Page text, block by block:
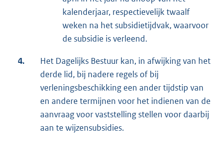
kalenderjaar, respectievelijk twaalf
weken na het subsidietijdvak, waarvoor
de subsidie is verleend.
4.
Het Dagelijks Bestuur kan, in afwijking van het
derde lid, bij nadere regels of bij
verleningsbeschikking een ander tijdstip van
en andere termijnen voor het indienen van de
aanvraag voor vaststelling stellen voor daarbij
aan te wijzensubsidies.